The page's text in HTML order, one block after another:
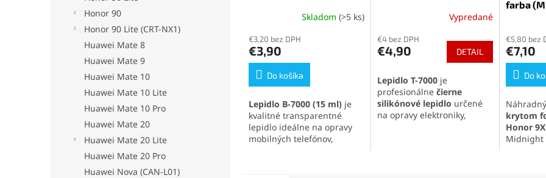
Honor 90
Honor 90 Lite (CRT-NX1)
Huawei Mate 8
Huawei Mate 9
Huawei Mate 10
Huawei Mate 10 Lite
Huawei Mate 10 Pro
Huawei Mate 20
Huawei Mate 20 Lite
Huawei Mate 20 Pro
Huawei Nova (CAN-L01)
produktu
je
5,0
5
hviezdičiek.
Skladom (>5 ks)
€3,20 bez DPH
€3,90
Do košíka
Lepidlo B-7000 (15 ml) je
kvalitné transparentné
lepidlo ideálne na opravy
mobilných telefónov,
produktu
je
z
5
hviezdičiek.
Vypredané
€4 bez DPH
€4,90 DETAIL
Lepidlo T-7000je
profesionálne čierne
silikónové lepidlo určené
na opravy elektroniky,
farba
€5,80 bez
€7,10
Do
Náhradný
krytom
Honor 9X
Midnight